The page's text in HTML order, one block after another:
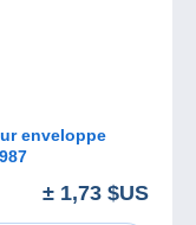
enveloppe
± 1,73 $US